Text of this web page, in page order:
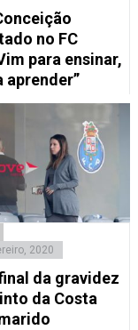
no FC
para ensinar,
aprender”
2020
da gravidez
da Costa